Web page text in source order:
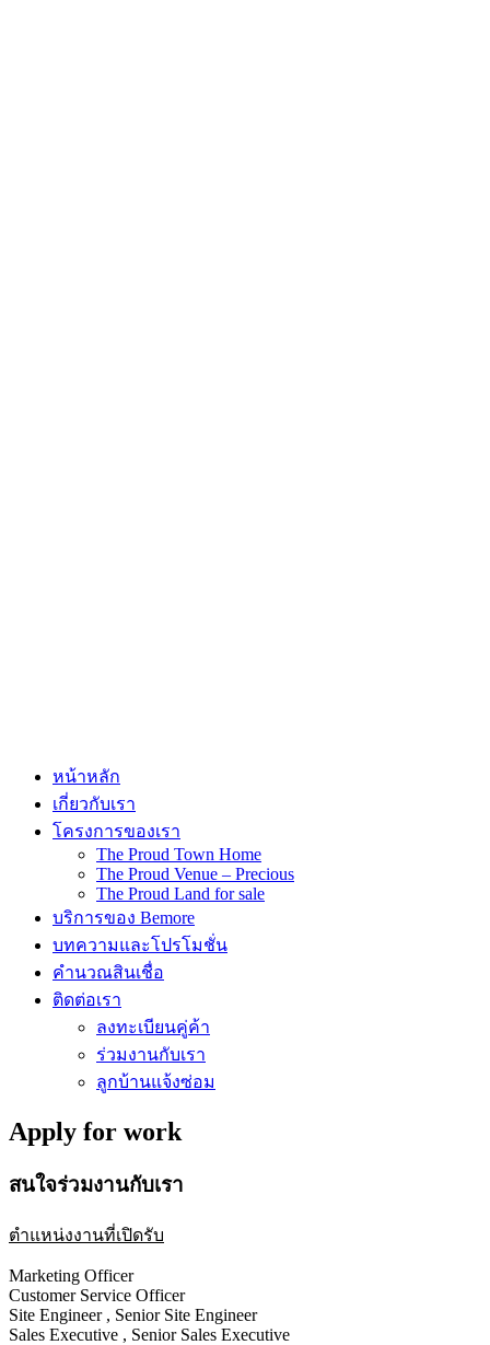
หน้าหลัก
เกี่ยวกับเรา
โครงการของเรา
The Proud Town Home
The Proud Venue – Precious
The Proud Land for sale
บริการของ Bemore
บทความและโปรโมชั่น
คำนวณสินเชื่อ
ติดต่อเรา
ลงทะเบียนคู่ค้า
ร่วมงานกับเรา
ลูกบ้านแจ้งซ่อม
Apply for work
สนใจร่วมงานกับเรา
ตำแหน่งงานที่เปิดรับ
Marketing Officer
Customer Service Officer
Site Engineer , Senior Site Engineer
Sales Executive , Senior Sales Executive